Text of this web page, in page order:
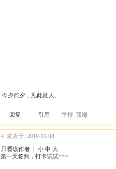
今夕何夕，见此良人。
回复 引用 举报 顶端
4 发表于: 2019-11-08
只看该作者 ┊ 小 中 大
第一天签到，打卡试试~~~